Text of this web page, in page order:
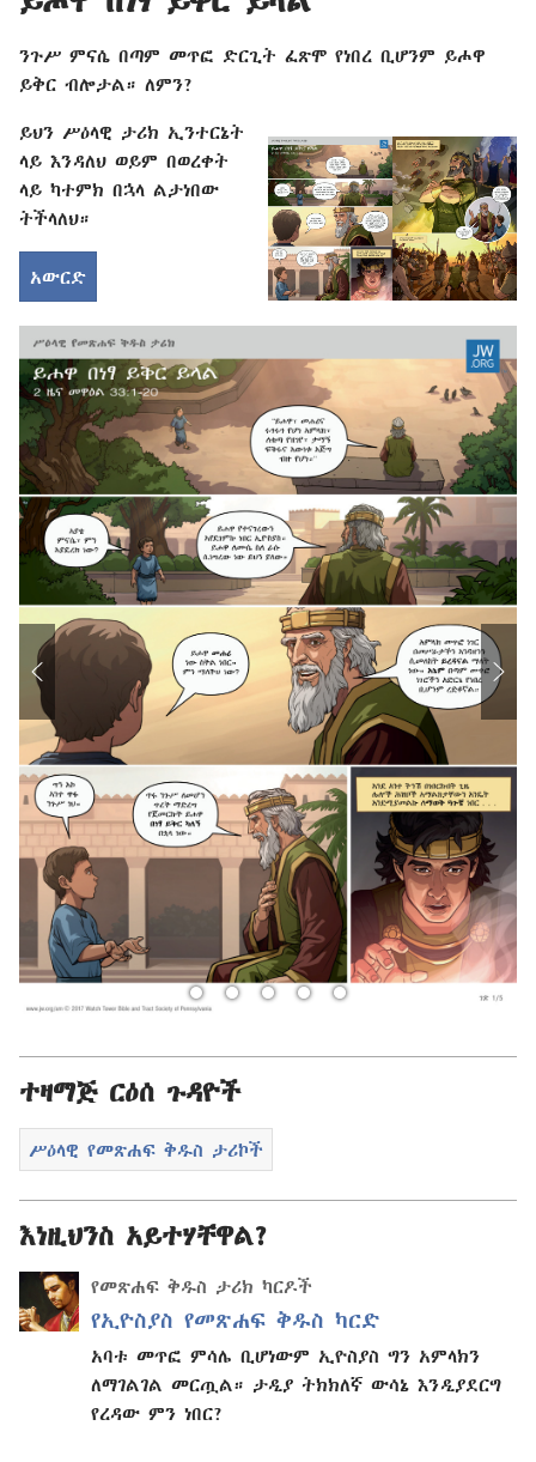
ንጉሥ ምናሴ በጣም መጥፎ ድርጊት ፈጽሞ የነበረ ቢሆንም ይሖዋ
ይቅር ብሎታል። ለምን?
ይህን ሥዕላዊ ታሪክ ኢንተርኔት
ላይ እንዳለህ ወይም በወረቀት
ላይ ካተምክ በኋላ ልታነበው
ትችላለህ።
አውርድ
ተዛማጅ ርዕሰ ጉዳዮች
ሥዕላዊ የመጽሐፍ ቅዱስ ታሪኮች
እነዚህንስ አይተሃቸዋል?
የመጽሐፍ ቅዱስ ታሪክ ካርዶች
የኢዮስያስ የመጽሐፍ ቅዱስ ካርድ
አባቱ መጥፎ ምሳሌ ቢሆነውም ኢዮስያስ ግን አምላክን
ለማገልገል መርጧል። ታዲያ ትክክለኛ ውሳኔ እንዲያደርግ
የረዳው ምን ነበር?